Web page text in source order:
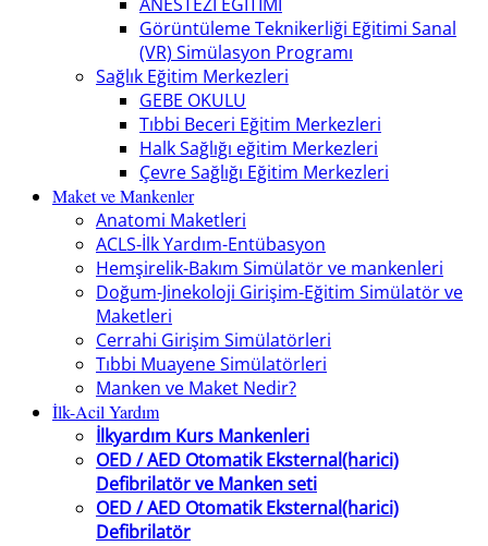
Görüntüleme Teknikerliği Eğitimi Sanal
(VR) Simülasyon Programı
Sağlık Eğitim Merkezleri
GEBE OKULU
Tıbbi Beceri Eğitim Merkezleri
Halk Sağlığı eğitim Merkezleri
Çevre Sağlığı Eğitim Merkezleri
Maket ve Mankenler
Anatomi Maketleri
ACLS-İlk Yardım-Entübasyon
Hemşirelik-Bakım Simülatör ve mankenleri
Doğum-Jinekoloji Girişim-Eğitim Simülatör ve
Maketleri
Cerrahi Girişim Simülatörleri
Tıbbi Muayene Simülatörleri
Manken ve Maket Nedir?
İlk-Acil Yardım
İlkyardım Kurs Mankenleri
OED / AED Otomatik Eksternal(harici)
Defibrilatör ve Manken seti
OED / AED Otomatik Eksternal(harici)
Defibrilatör